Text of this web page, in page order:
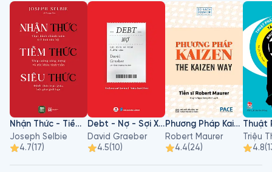
Nhận Thức - Tiềm Thức - Siêu Thức
Joseph Selbie
4.7(17)
Debt - Nợ - Sợi Xích Vô Hình 5000 Năm
David Graeber
4.5(10)
Phương Pháp Kaizen
Robert Maurer
4.4(24)
Triệu
4.8(